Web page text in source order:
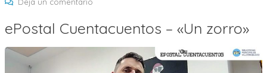
Deja un comentario
Cuentacuentos
–
ePostal Cuentacuentos – «Un zorro»